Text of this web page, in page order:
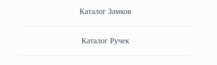
Каталог Замков
Каталог Ручек